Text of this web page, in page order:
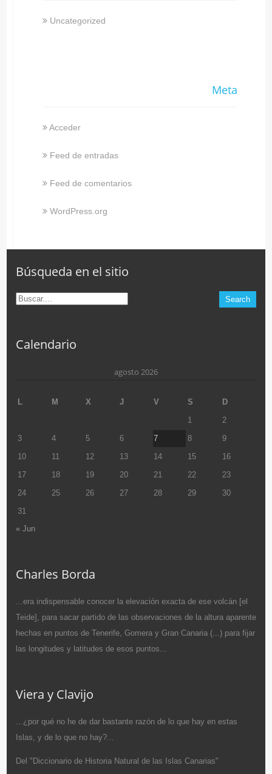
Uncategorized
Meta
Acceder
Feed de entradas
Feed de comentarios
WordPress.org
Búsqueda en el sitio
Calendario
agosto 2026
L M X J V S
D
1
2
3
4 5 6 7 8
9
10
11 12 13 14 15
16
17
18 19 20 21 22
23
24
25 26 27 28 29
30
31
« Jun
Charles Borda
...era indispensable conocer la elevación exacta de ese volcán [el
Teide], para sacar partido de las observaciones de la altura aparente
hechas en puntos de Tenerife, Gomera y Gran Canaria (...) para fijar
las longitudes y latitudes de esos puntos...
Viera y Clavijo
...¿por qué no he de dar bastante razón de lo que hay en estas
Islas, y de lo que no hay?...
Del "Diccionario de Historia Natural de las Islas Canarias"